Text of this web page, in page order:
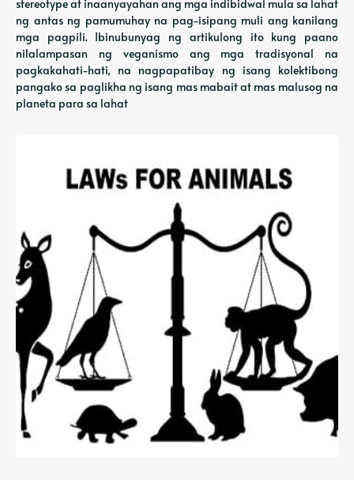
stereotype at inaanyayahan ang mga indibidwal mula sa lahat
ng antas ng pamumuhay na pag-isipang muli ang kanilang
mga pagpili. Ibinubunyag ng artikulong ito kung paano
nilalampasan ng veganismo ang mga tradisyonal na
pagkakahati-hati, na nagpapatibay ng isang kolektibong
pangako sa paglikha ng isang mas mabait at mas malusog na
planeta para sa lahat